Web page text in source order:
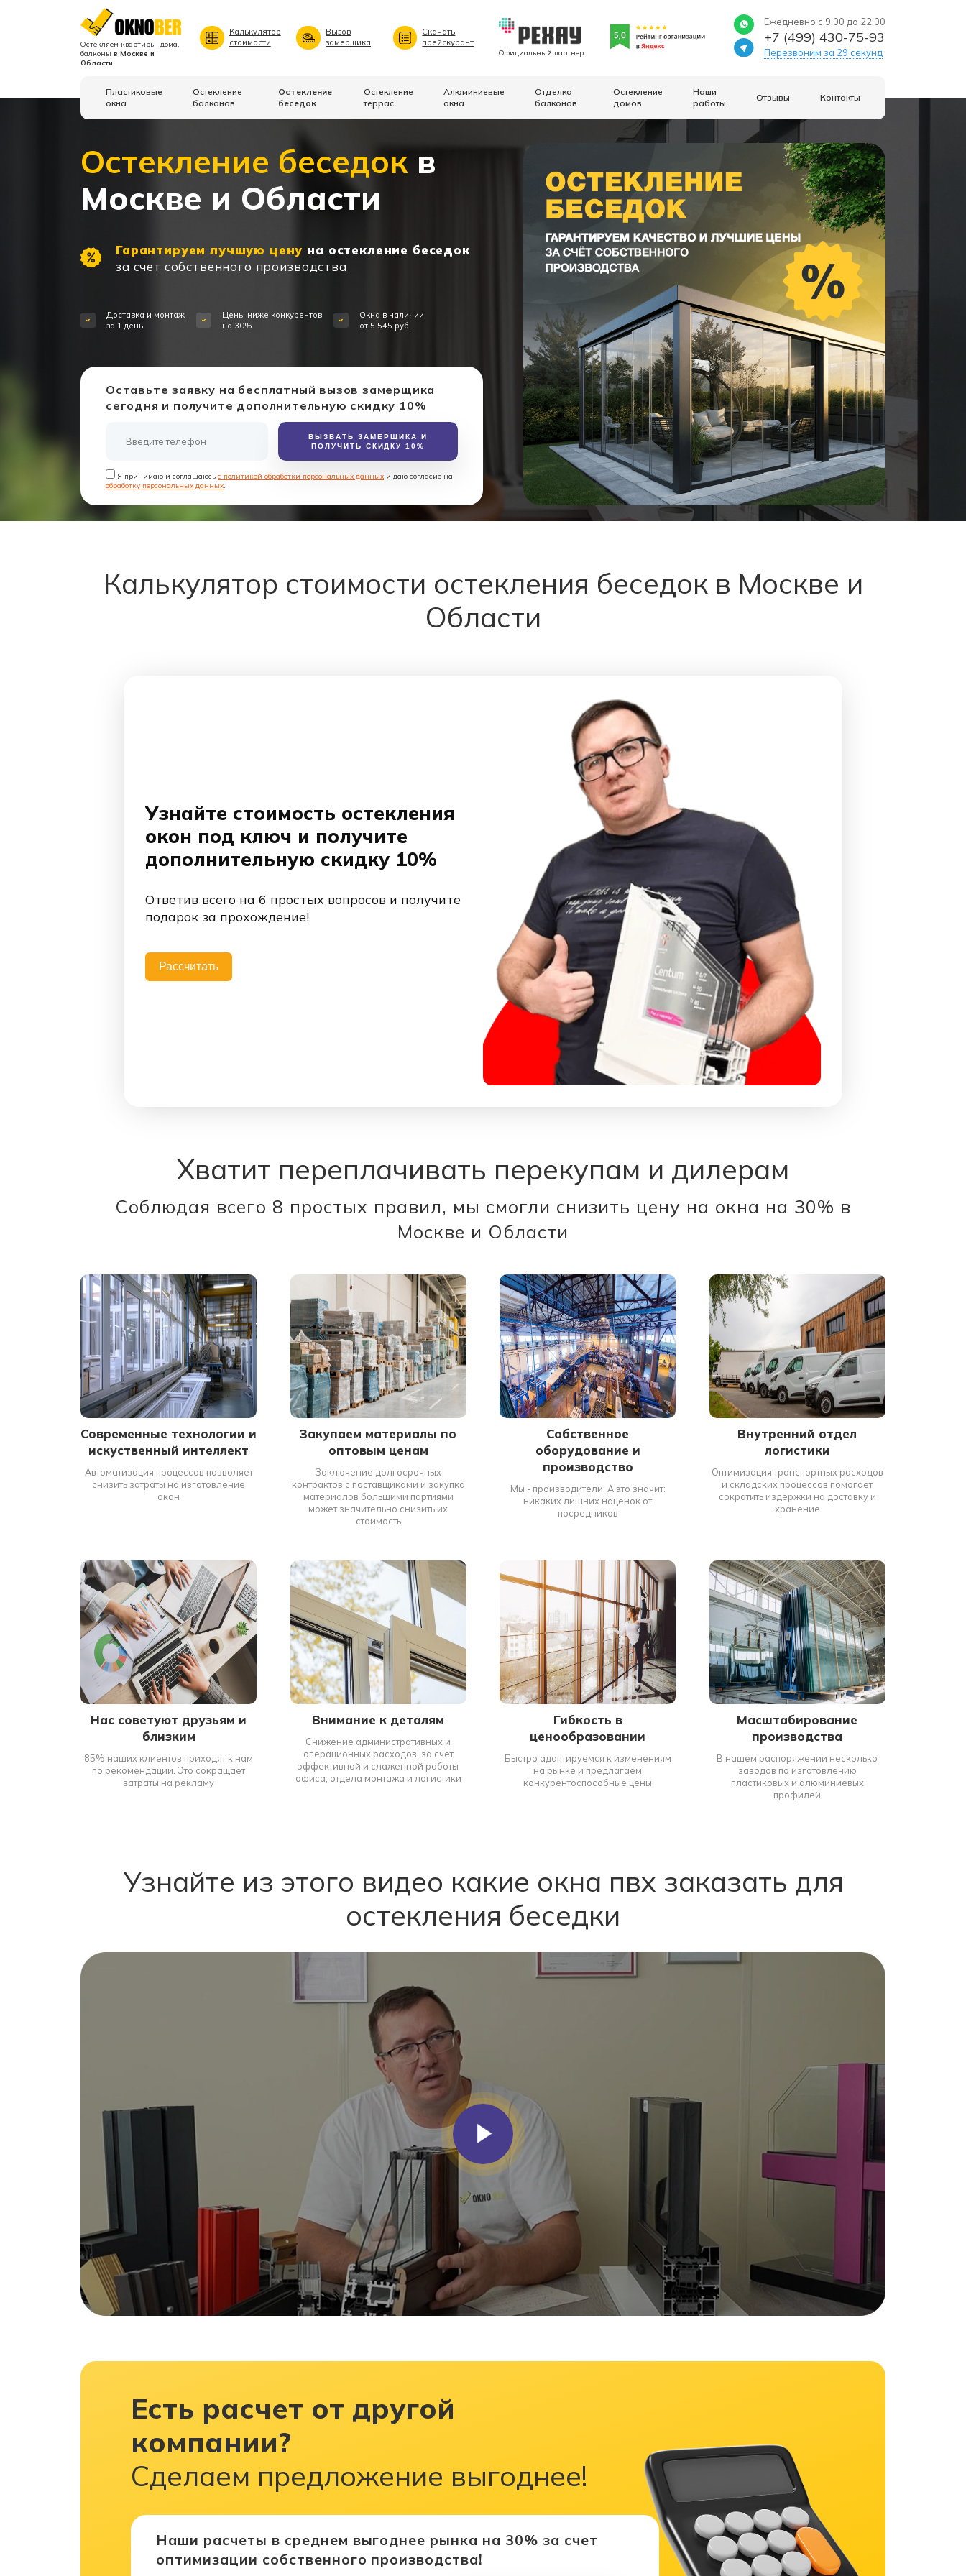
Остекляем квартиры, дома,
балконы в Москве и
Области
Калькулятор
стоимости
Вызов
замерщика
Скачать
прейскурант
Официальный партнер
Ежедневно с 9:00 до 22:00
+7 (499) 430-75-93
Перезвоним за 29 секунд
Пластиковые
окна
Остекление
балконов
Остекление
беседок
Остекление
террас
Алюминиевые
окна
Отделка
балконов
Остекление
домов
Наши
работы
Отзывы Контакты
Остекление беседок в
Москве и Области
Гарантируем лучшую цену на остекление беседок
за счет собственного производства
Доставка и монтаж
за 1 день
Цены ниже конкурентов
на 30%
Окна в наличии
от 5 545 руб.
Оставьте заявку на бесплатный вызов замерщика
сегодня и получите дополнительную скидку 10%
ВЫЗВАТЬ ЗАМЕРЩИКА И
ПОЛУЧИТЬ СКИДКУ 10%
Я принимаю и соглашаюсь с политикой обработки персональных данных и даю согласие на
обработку персональных данных
Калькулятор стоимости остекления беседок в Москве и
Области
Узнайте стоимость остекления
окон под ключ и получите
дополнительную скидку 10%
Ответив всего на 6 простых вопросов и получите
подарок за прохождение!
Рассчитать
Хватит переплачивать перекупам и дилерам
Соблюдая всего 8 простых правил, мы смогли снизить цену на окна на 30% в
Москве и Области
Современные технологии и
искуственный интеллект
Автоматизация процессов позволяет
снизить затраты на изготовление
окон
Закупаем материалы по
оптовым ценам
Заключение долгосрочных
контрактов с поставщиками и закупка
материалов большими партиями
может значительно снизить их
стоимость
Собственное
оборудование и
производство
Мы - производители. А это значит:
никаких лишних наценок от
посредников
Внутренний отдел
логистики
Оптимизация транспортных расходов
и складских процессов помогает
сократить издержки на доставку и
хранение
Нас советуют друзьям и
близким
85% наших клиентов приходят к нам
по рекомендации. Это сокращает
затраты на рекламу
Внимание к деталям
Снижение административных и
операционных расходов, за счет
эффективной и слаженной работы
офиса, отдела монтажа и логистики
Гибкость в
ценообразовании
Быстро адаптируемся к изменениям
на рынке и предлагаем
конкурентоспособные цены
Масштабирование
производства
В нашем распоряжении несколько
заводов по изготовлению
пластиковых и алюминиевых
профилей
Узнайте из этого видео какие окна пвх заказать для
остекления беседки
Есть расчет от другой
компании?
Сделаем предложение выгоднее!
Наши расчеты в среднем выгоднее рынка на 30% за счет
оптимизации собственного производства!